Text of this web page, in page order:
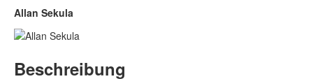
Allan Sekula
Beschreibung